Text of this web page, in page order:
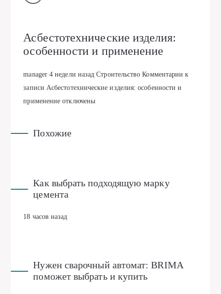
Асбестотехнические изделия:
особенности и применение
manager4 недели назад Строительство Комментариик
записи Асбестотехнические изделия: особенности и
применение отключены
Похожие
Как выбрать подходящую марку
цемента
18 часов назад
Нужен сварочный автомат: BRIMA
поможет выбрать и купить